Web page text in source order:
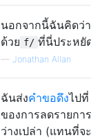
นอกจากนี้ฉันคิดว่า
ด้วย f/ ที่นี่ประหยั
— Jonathan Allan
ฉันส่งคำขอดึงไป
ของการลดรายกา
ว่างเปล่า (แทนที่จ